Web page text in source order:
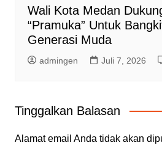
Wali Kota Medan
“Pramuka” Untuk
Generasi Muda
admingen Juli 7, 2026
Tinggalkan Balasan
Alamat email Anda tidak akan